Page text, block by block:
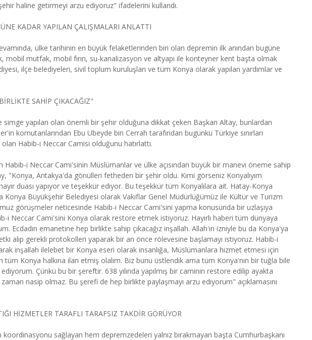
haline getirmeyi arzu ediyoruz" ifadelerini kullandı.
KADAR YAPILAN ÇALIŞMALARI ANLATTI
ülke tarihinin en büyük felaketlerinden biri olan depremin ilk anından bugüne
mutfak, mobil fırın, su-kanalizasyon ve altyapı ile konteyner kent başta olmak
ilçe belediyeleri, sivil toplum kuruluşları ve tüm Konya olarak yapılan yardımlar ve
SAHİP ÇIKACAĞIZ"
simge yapıları olan önemli bir şehir olduğuna dikkat çeken Başkan Altay, bunlardan
komutanlarından Ebu Ubeyde bin Cerrah tarafından bugünkü Türkiye sınırları
Habib-i Neccar Camisi olduğunu hatırlattı.
i Neccar Cami'sinin Müslümanlar ve ülke açısından büyük bir manevi öneme sahip
"Konya, Antakya'da gönülleri fetheden bir şehir oldu. Kimi görseniz Konyalıyım
duası yapıyor ve teşekkür ediyor. Bu teşekkür tüm Konyalılara ait. Hatay-Konya
Konya Büyükşehir Belediyesi olarak Vakıflar Genel Müdürlüğümüz ile Kültür ve Turizm
görüşmeler neticesinde Habib-i Neccar Cami'sini yapma konusunda bir uzlaşıya
i Neccar Cami'sini Konya olarak restore etmek istiyoruz. Hayırlı haberi tüm dünyaya
Ecdadın emanetine hep birlikte sahip çıkacağız inşallah. Allah'ın izniyle bu da Konya'ya
alıp gerekli protokolleri yaparak bir an önce rölevesine başlamayı istiyoruz. Habib-i
inşallah ilelebet bir Konya eseri olarak insanlığa, Müslümanlara hizmet etmesi için
tüm Konya halkına ilan etmiş olalım. Biz bunu üstlendik ama tüm Konya'nın bir tuğla bile
ediyorum. Çünkü bu bir şereftir. 638 yılında yapılmış bir caminin restore edilip ayakta
nasip olmaz. Bu şerefi de hep birlikte paylaşmayı arzu ediyorum" açıklamasını
HİZMETLER TARAFLI TARAFSIZ TAKDİR GÖRÜYOR
sağlayan hem depremzedeleri yalnız bırakmayan başta Cumhurbaşkanı